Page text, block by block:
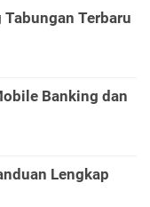
Terbaru
Banking dan
Lengkap